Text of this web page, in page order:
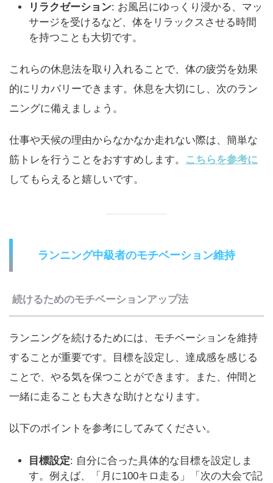
リラクゼーション: お風呂にゆっくり浸かる、マッ
サージを受けるなど、体をリラックスさせる時間
を持つことも大切です。
これらの休息法を取り入れることで、体の疲労を効果
的にリカバリーできます。休息を大切にし、次のラン
ニングに備えましょう。
仕事や天候の理由からなかなか走れない際は、簡単な
筋トレを行うことをおすすめします。
こちらを参考に
してもらえると嬉しいです。
ランニング中級者のモチベーション維持
続けるためのモチベーションアップ法
ランニングを続けるためには、モチベーションを維持
することが重要です。目標を設定し、達成感を感じる
ことで、やる気を保つことができます。また、仲間と
一緒に走ることも大きな助けとなります。
以下のポイントを参考にしてみてください。
目標設定: 自分に合った具体的な目標を設定しま
す。例えば、「月に100キロ走る」「次の大会で記